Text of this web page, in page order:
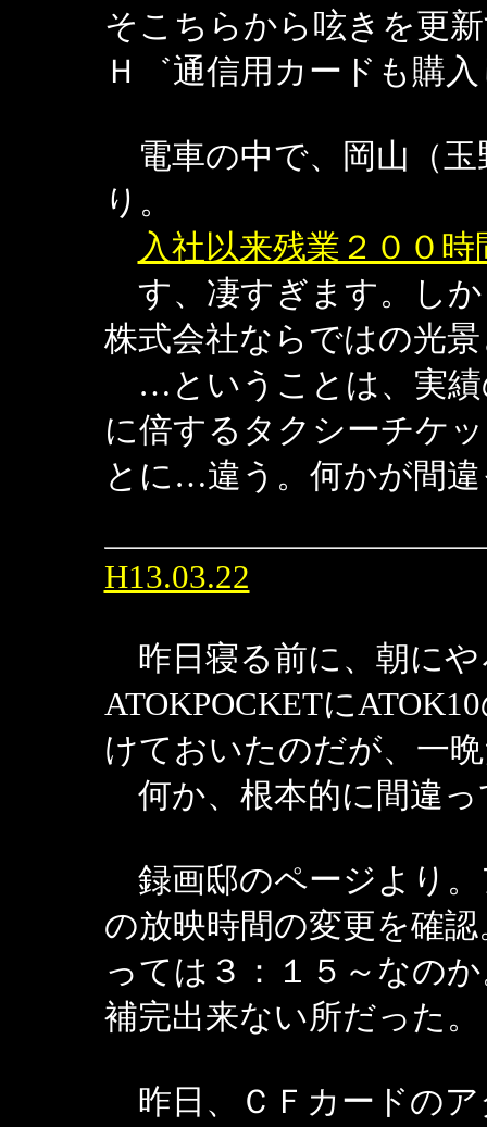
そこちらから呟きを更
Ｈ゛通信用カードも購
電車の中で、岡山（玉
り。
入社以来残業２００
す、凄すぎます。しか
株式会社ならではの光
…ということは、実績
に倍するタクシーチケ
とに…違う。何かが間
H13.03.22
昨日寝る前に、朝に
ATOKPOCKETに
けておいたのだが、一
何か、根本的に間違
録画邸のページより
の放映時間の変更を確
っては３：１５～なの
補完出来ない所だった。
昨日、ＣＦカードの